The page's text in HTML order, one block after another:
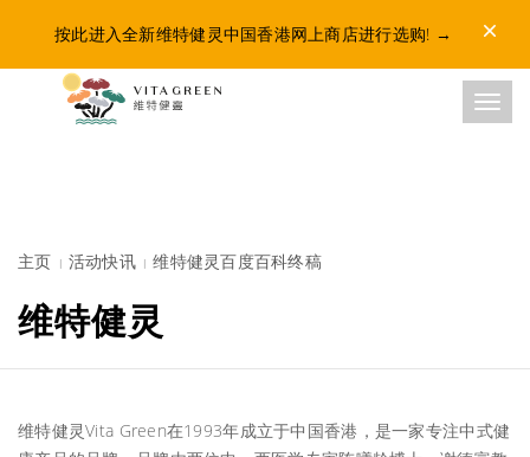
按此进入全新维特健灵中国香港网上商店进行选购! →
主页 活动快讯 维特健灵百度百科终稿
维特健灵
维特健灵Vita Green在1993年成立于中国香港，是一家专注中式健